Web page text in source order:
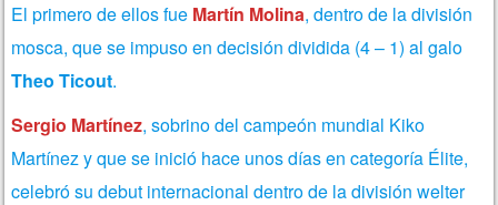
El primero de ellos fue Martín Molina, dentro de la división
mosca, que se impuso en decisión dividida (4 – 1) al galo
Theo Ticout.
Sergio Martínez, sobrino del campeón mundial Kiko
Martínez y que se inició hace unos días en categoría Élite,
celebró su debut internacional dentro de la división welter